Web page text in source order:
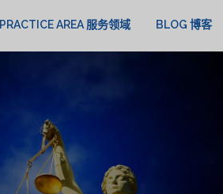
PRACTICE AREA 服务领域 BLOG 博客